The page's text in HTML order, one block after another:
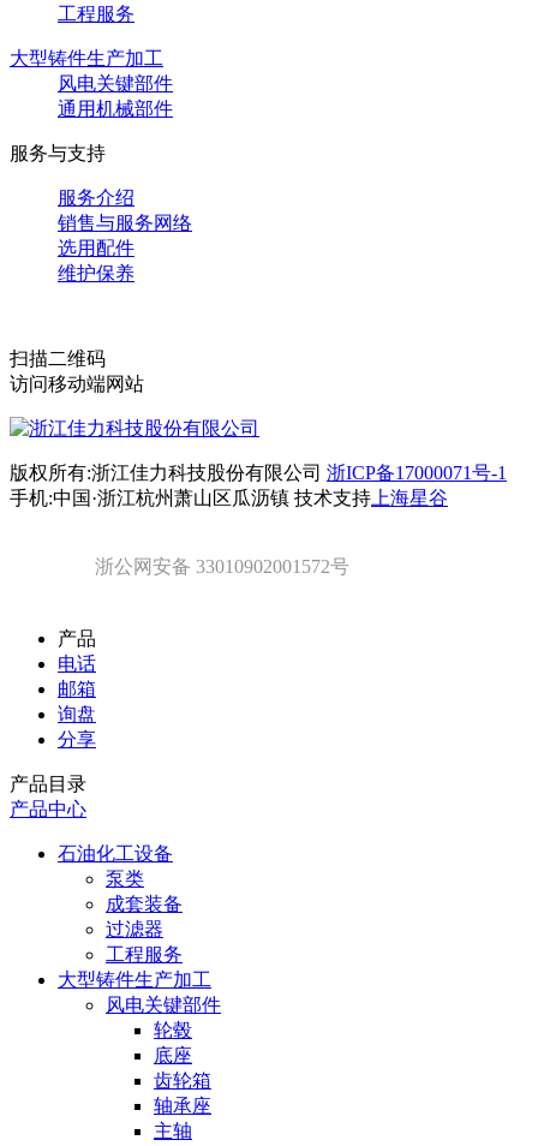
工程服务
大型铸件生产加工
风电关键部件
通用机械部件
服务与支持
服务介绍
销售与服务网络
选用配件
维护保养
扫描二维码
访问移动端网站
版权所有:浙江佳力科技股份有限公司 浙ICP备17000071号-1
手机:中国·浙江杭州萧山区瓜沥镇 技术支持 上海星谷
浙公网安备 33010902001572号
产品
电话
邮箱
询盘
分享
产品目录
产品中心
石油化工设备
泵类
成套装备
过滤器
工程服务
大型铸件生产加工
风电关键部件
轮毂
底座
齿轮箱
轴承座
主轴